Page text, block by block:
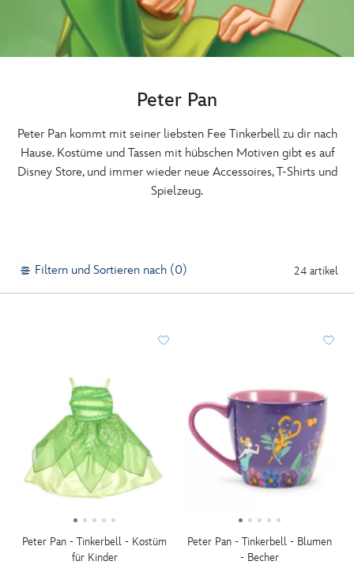
Peter Pan
Peter Pan kommt mit seiner liebsten Fee Tinkerbell zu dir nach
Hause. Kostüme und Tassen mit hübschen Motiven gibt es auf
Disney Store, und immer wieder neue Accessoires, T-Shirts und
Spielzeug.
Filtern und Sortieren nach (0) 24 artikel
Peter Pan - Tinkerbell - Kostüm
für Kinder
Peter Pan - Tinkerbell - Blumen
- Becher